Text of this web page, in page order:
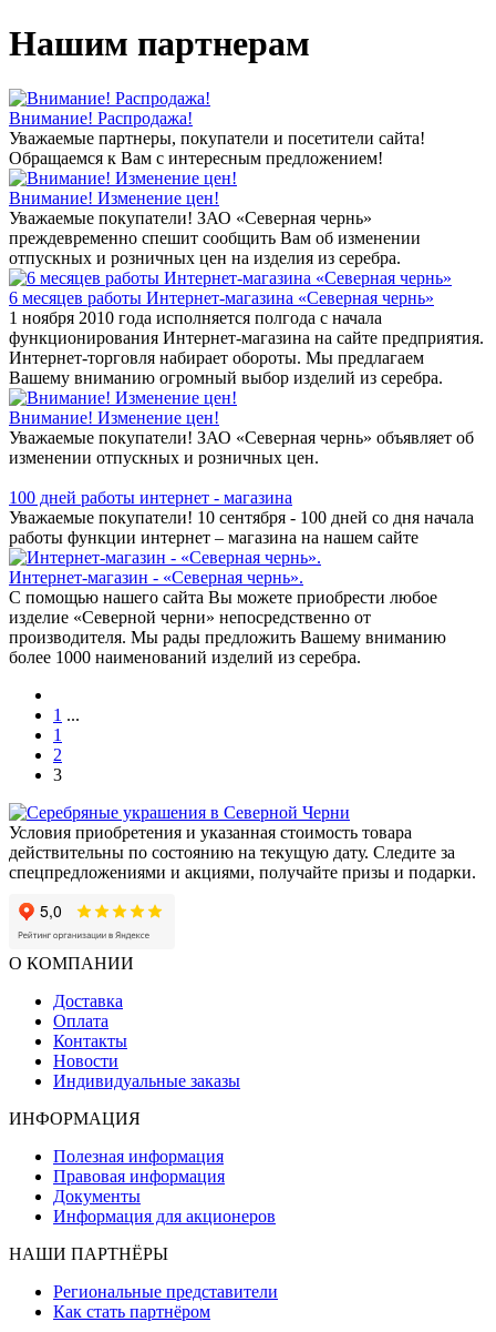
Нашим партнерам
Внимание! Распродажа!
Уважаемые партнеры, покупатели и посетители сайта!
Обращаемся к Вам с интересным предложением!
Внимание! Изменение цен!
Уважаемые покупатели! ЗАО «Северная чернь»
преждевременно спешит сообщить Вам об изменении
отпускных и розничных цен на изделия из серебра.
6 месяцев работы Интернет-магазина «Северная чернь»
1 ноября 2010 года исполняется полгода с начала
функционирования Интернет-магазина на сайте предприятия.
Интернет-торговля набирает обороты. Мы предлагаем
Вашему вниманию огромный выбор изделий из серебра.
Внимание! Изменение цен!
Уважаемые покупатели! ЗАО «Северная чернь» объявляет об
изменении отпускных и розничных цен.
100 дней работы интернет - магазина
Уважаемые покупатели! 10 сентября - 100 дней со дня начала
работы функции интернет – магазина на нашем сайте
Интернет-магазин - «Северная чернь».
С помощью нашего сайта Вы можете приобрести любое
изделие «Северной черни» непосредственно от
производителя. Мы рады предложить Вашему вниманию
более 1000 наименований изделий из серебра.
1 ...
1
2
3
Условия приобретения и указанная стоимость товара
действительны по состоянию на текущую дату. Следите за
спецпредложениями и акциями, получайте призы и подарки.
О КОМПАНИИ
Доставка
Оплата
Контакты
Новости
Индивидуальные заказы
ИНФОРМАЦИЯ
Полезная информация
Правовая информация
Документы
Информация для акционеров
НАШИ ПАРТНЁРЫ
Региональные представители
Как стать партнёром